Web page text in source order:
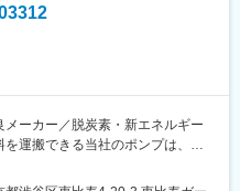
日本の税務業務体制を自らの手
だからこそ、ご自身の経験と判
す。
画していただく予定です。
（EOL対応）
メーカー／脱炭素・新エネルギー
運搬できる当社のポンプは、時